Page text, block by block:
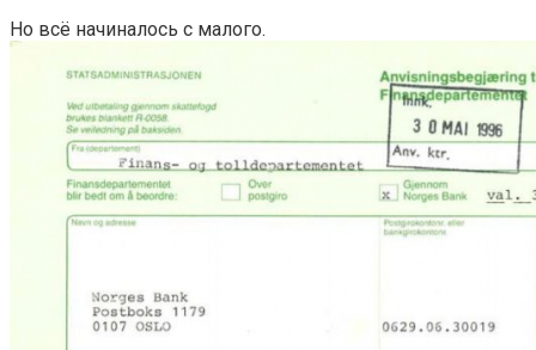
Но всё начиналось с малого.